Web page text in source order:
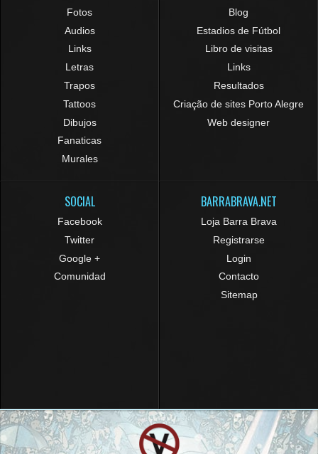
Fotos
Audios
Links
Letras
Trapos
Tattoos
Dibujos
Fanaticas
Murales
Blog
Estadios de Fútbol
Libro de visitas
Links
Resultados
Criação de sites Porto Alegre
Web designer
SOCIAL
Facebook
Twitter
Google +
Comunidad
BARRABRAVA.NET
Loja Barra Brava
Registrarse
Login
Contacto
Sitemap